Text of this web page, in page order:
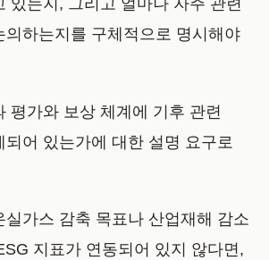
있는지, 그리고 얼마나 자주 관련
의하는지를 구체적으로 명시해야
평가와 보상 체계에 기후 관련
어 있는가에 대한 설명 요구로
실가스 감축 목표나 산업재해 감소
지표가 연동되어 있지 않다면,